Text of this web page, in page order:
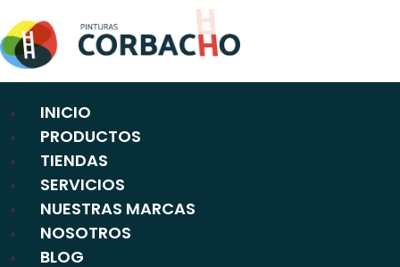
al
contenido
INICIO
PRODUCTOS
TIENDAS
SERVICIOS
NUESTRAS MARCAS
NOSOTROS
BLOG